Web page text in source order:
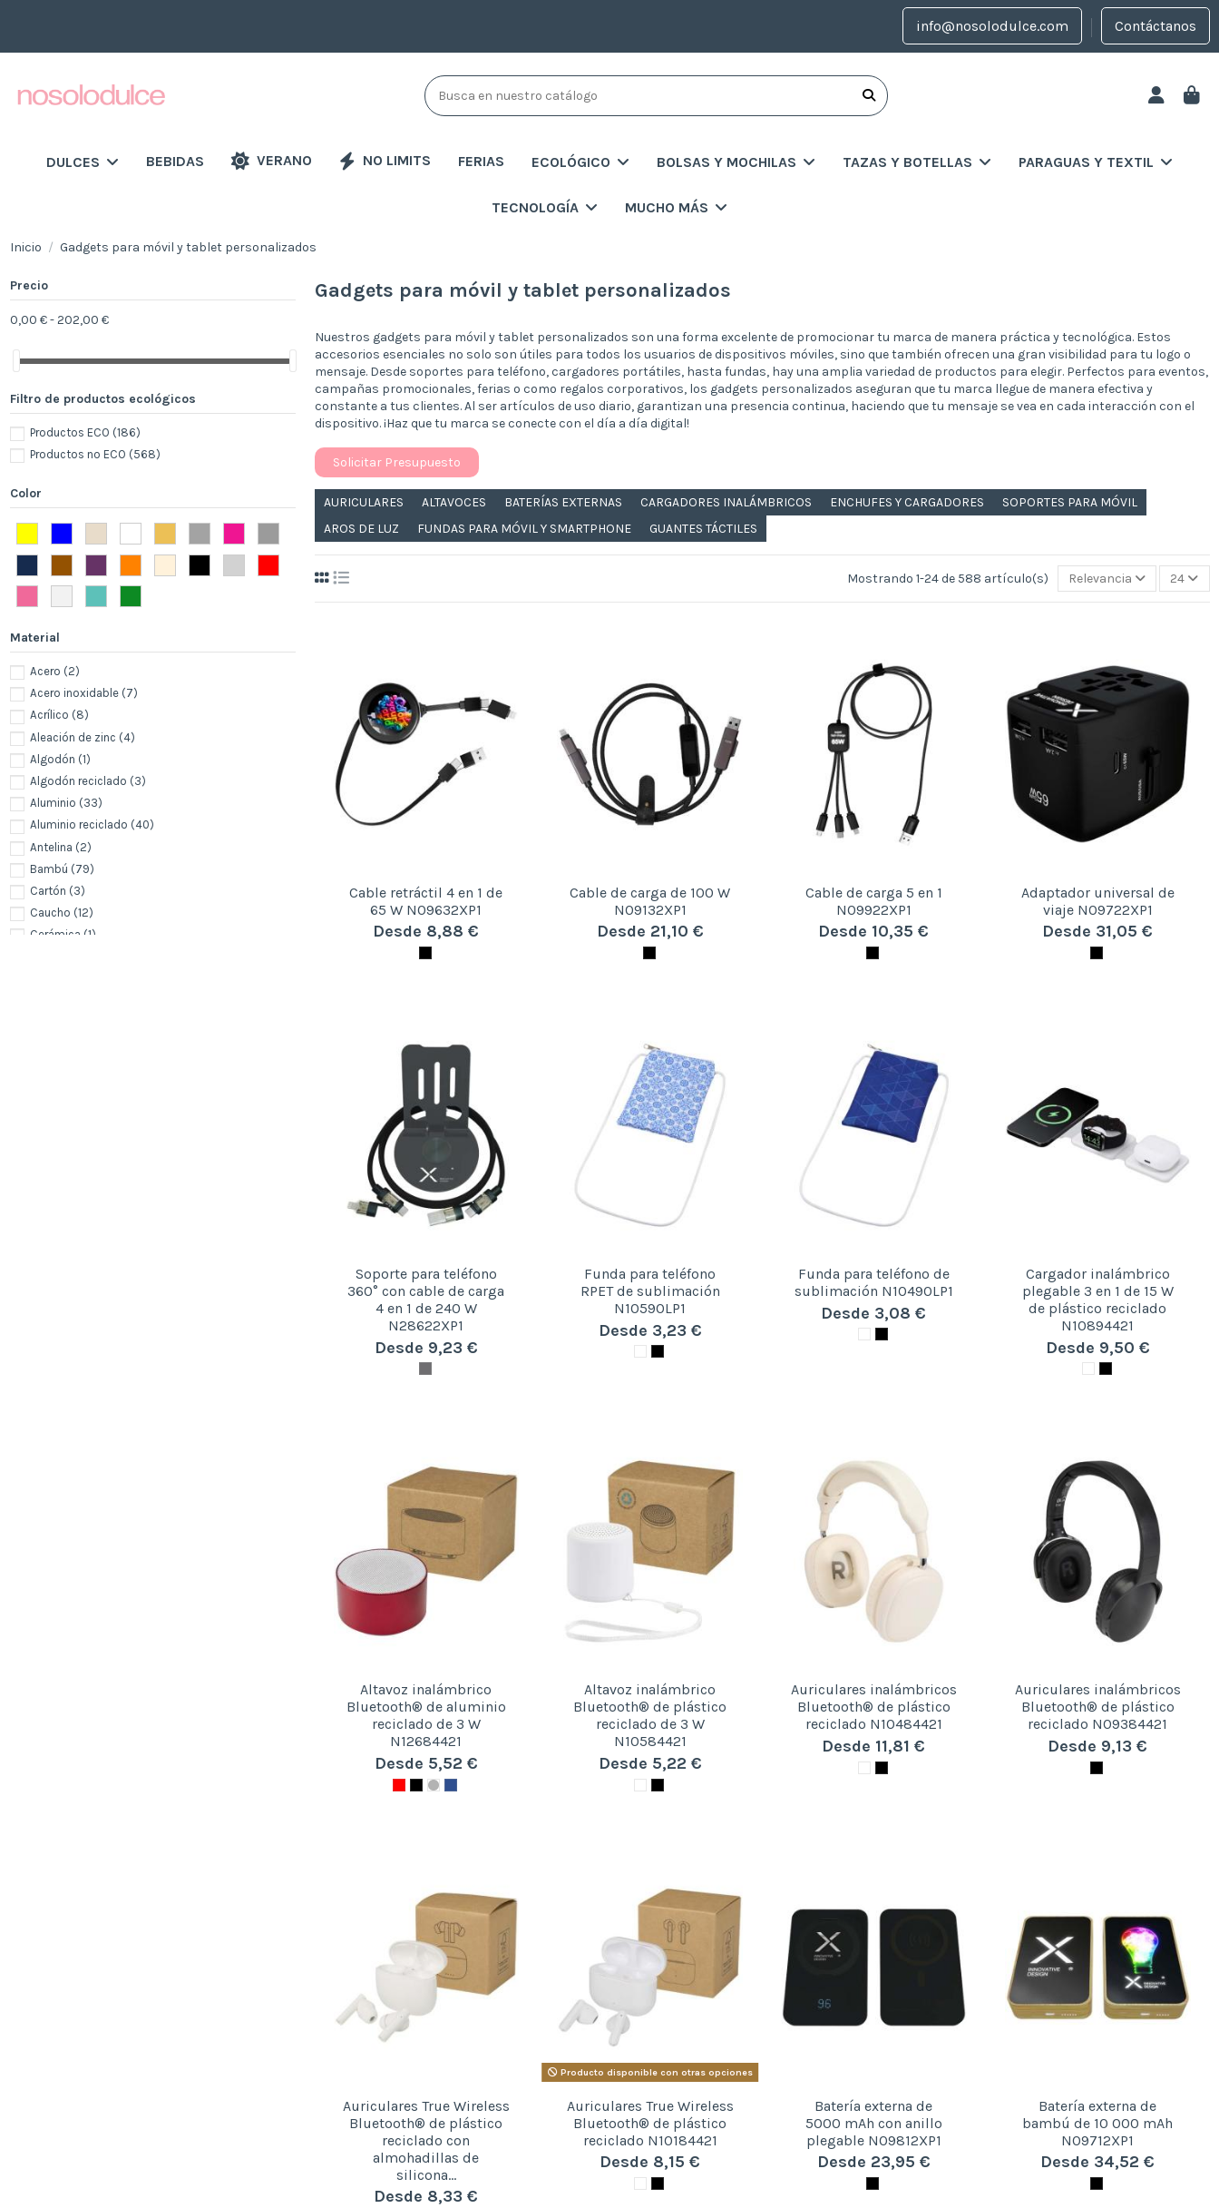
info@nosolodulce.com Contáctanos
DULCES BEBIDAS VERANO NO LIMITS FERIAS ECOLÓGICO BOLSAS Y MOCHILAS TAZAS Y BOTELLAS PARAGUAS Y TEXTIL
TECNOLOGÍA MUCHO MÁS
Inicio Gadgets para móvil y tablet personalizados
Gadgets para móvil y tablet personalizados
Nuestros gadgets para móvil y tablet personalizados son una forma excelente de promocionar tu marca de manera práctica y tecnológica. Estos
accesorios esenciales no solo son útiles para todos los usuarios de dispositivos móviles, sino que también ofrecen una gran visibilidad para tu logo o
mensaje. Desde soportes para teléfono, cargadores portátiles, hasta fundas, hay una amplia variedad de productos para elegir. Perfectos para eventos,
campañas promocionales, ferias o como regalos corporativos, los gadgets personalizados aseguran que tu marca llegue de manera efectiva y
constante a tus clientes. Al ser artículos de uso diario, garantizan una presencia continua, haciendo que tu mensaje se vea en cada interacción con el
dispositivo. ¡Haz que tu marca se conecte con el día a día digital!
Solicitar Presupuesto
AURICULARES ALTAVOCES BATERÍAS EXTERNAS CARGADORES INALÁMBRICOS ENCHUFES Y CARGADORES
SOPORTES PARA MÓVIL
AROS DE LUZ
FUNDAS PARA MÓVIL Y SMARTPHONE GUANTES TÁCTILES
Mostrando 1-24 de 588 artículo(s) Relevancia 24
Cable retráctil 4 en 1 de
65 W N09632XP1
Desde 8,88 €
Cable de carga de 100 W
N09132XP1
Desde 21,10 €
Cable de carga 5 en 1
N09922XP1
Desde 10,35 €
Adaptador universal de
viaje N09722XP1
Desde 31,05 €
Soporte para teléfono
360° con cable de carga
4 en 1 de 240 W
N28622XP1
Desde 9,23 €
Funda para teléfono
RPET de sublimación
N10590LP1
Desde 3,23 €
Funda para teléfono de
sublimación N10490LP1
Desde 3,08 €
Cargador inalámbrico
plegable 3 en 1 de 15 W
de plástico reciclado
N10894421
Desde 9,50 €
Altavoz inalámbrico
Bluetooth® de aluminio
reciclado de 3 W
N12684421
Desde 5,52 €
Altavoz inalámbrico
Bluetooth® de plástico
reciclado de 3 W
N10584421
Desde 5,22 €
Auriculares inalámbricos
Bluetooth® de plástico
reciclado N10484421
Desde 11,81 €
Auriculares inalámbricos
Bluetooth® de plástico
reciclado N09384421
Desde 9,13 €
Auriculares True Wireless
Bluetooth® de plástico
reciclado con
almohadillas de
silicona...
Desde 8,33 €
Producto disponible con otras opciones
Auriculares True Wireless
Bluetooth® de plástico
reciclado N10184421
Desde 8,15 €
Batería externa de
5000 mAh con anillo
plegable N09812XP1
Desde 23,95 €
Batería externa de
bambú de 10 000 mAh
N09712XP1
Desde 34,52 €
Precio
0,00 € - 202,00 €
Filtro de productos ecológicos
Productos ECO (186)
Productos no ECO (568)
Color
Material
Acero (2)
Acero inoxidable (7)
Acrílico (8)
Aleación de zinc (4)
Algodón (1)
Algodón reciclado (3)
Aluminio (33)
Aluminio reciclado (40)
Antelina (2)
Bambú (79)
Cartón (3)
Caucho (12)
Cerámica (1)